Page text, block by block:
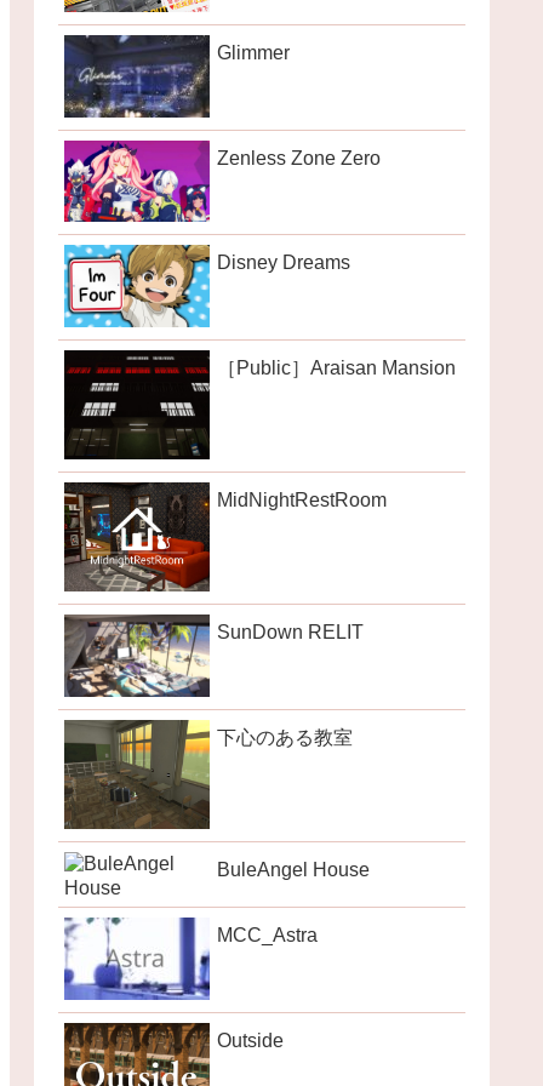
Glimmer
Zenless Zone Zero
Disney Dreams
［Public］Araisan Mansion
MidNightRestRoom
SunDown RELIT
下心のある教室
BuleAngel House
MCC_Astra
Outside